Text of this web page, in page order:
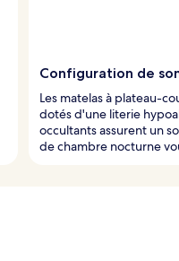
Configuration de
Les matelas à plateau-
dotés d'une literie
occultants assurent un
de chambre nocturne